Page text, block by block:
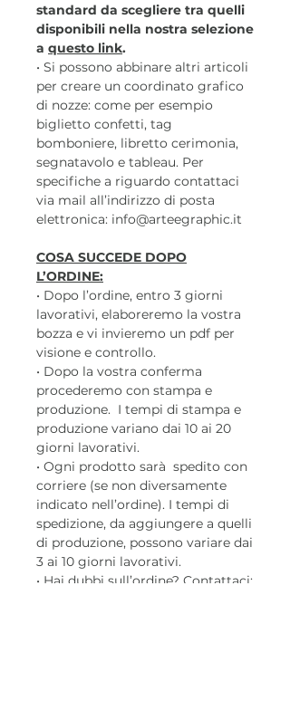
standard da scegliere tra quelli
disponibili nella nostra selezione
a questo link.
• Si possono abbinare altri articoli
per creare un coordinato grafico
di nozze: come per esempio
biglietto confetti, tag
bomboniere, libretto cerimonia,
segnatavolo e tableau. Per
specifiche a riguardo contattaci
via mail all’indirizzo di posta
elettronica: info@arteegraphic.it
COSA SUCCEDE DOPO
L’ORDINE:
• Dopo l’ordine, entro 3 giorni
lavorativi, elaboreremo la vostra
bozza e vi invieremo un pdf per
visione e controllo.
• Dopo la vostra conferma
procederemo con stampa e
produzione. I tempi di stampa e
produzione variano dai 10 ai 20
giorni lavorativi.
• Ogni prodotto sarà spedito con
corriere (se non diversamente
indicato nell’ordine). I tempi di
spedizione, da aggiungere a quelli
di produzione, possono variare dai
3 ai 10 giorni lavorativi.
• Hai dubbi sull’ordine? Contattaci: